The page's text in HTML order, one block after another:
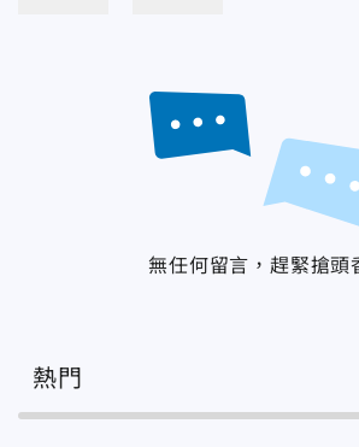
無任何留言，趕緊搶頭
熱門